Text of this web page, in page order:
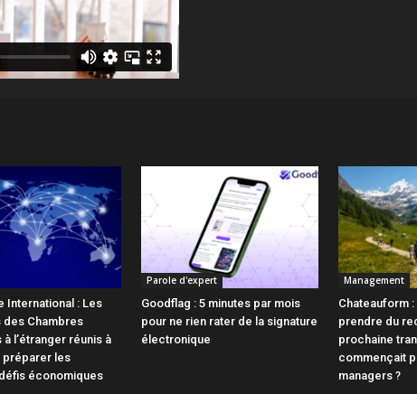
International : Les
Chambres
l’étranger réunis à
préparer les
économiques
Parole d'expert
Goodflag : 5 minutes par mois
pour ne rien rater de la signature
électronique
Management
Chateauform :
prendre du
prochaine
commençait
managers ?